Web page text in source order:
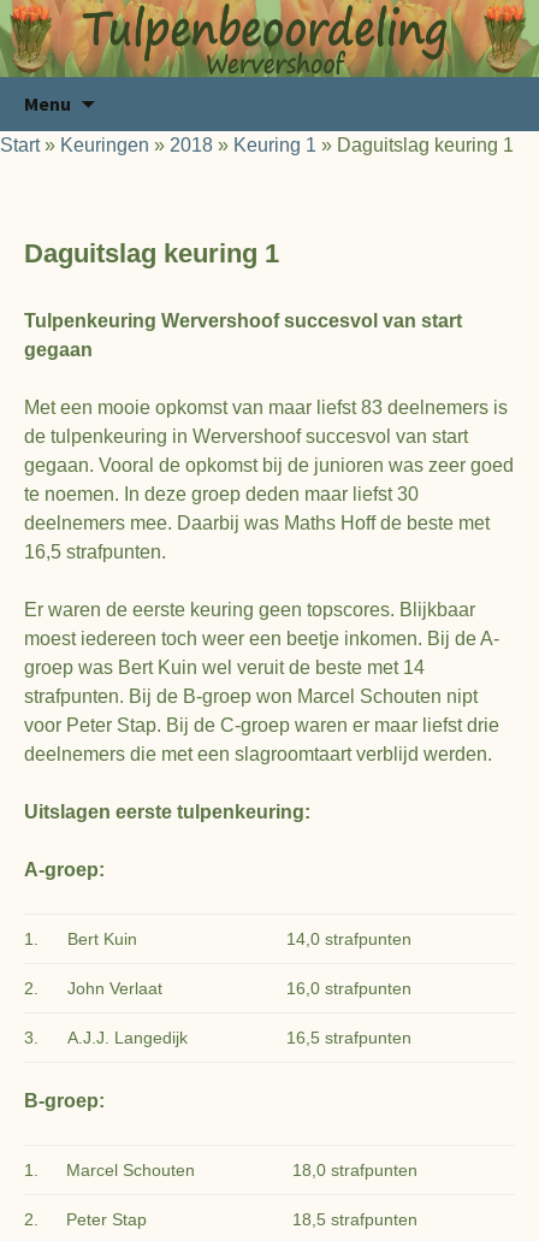
Menu
de
Start» Keuringen » 2018 » Keuring 1 » Daguitslag keuring 1
Daguitslag keuring 1
Tulpenkeuring Wervershoof succesvol van start
gegaan
Met een mooie opkomst van maar liefst 83 deelnemers is
de tulpenkeuring in Wervershoof succesvol van start
gegaan. Vooral de opkomst bij de junioren was zeer goed
te noemen. In deze groep deden maar liefst 30
deelnemers mee. Daarbij was Maths Hoff de beste met
16,5 strafpunten.
Er waren de eerste keuring geen topscores. Blijkbaar
moest iedereen toch weer een beetje inkomen. Bij de A-
groep was Bert Kuin wel veruit de beste met 14
strafpunten. Bij de B-groep won Marcel Schouten nipt
voor Peter Stap. Bij de C-groep waren er maar liefst drie
deelnemers die met een slagroomtaart verblijd werden.
Uitslagen eerste tulpenkeuring:
A-groep:
1. Bert Kuin 14,0 strafpunten
2. John Verlaat 16,0 strafpunten
3. A.J.J. Langedijk 16,5 strafpunten
B-groep:
1. Marcel Schouten 18,0 strafpunten
2. Peter Stap 18,5 strafpunten